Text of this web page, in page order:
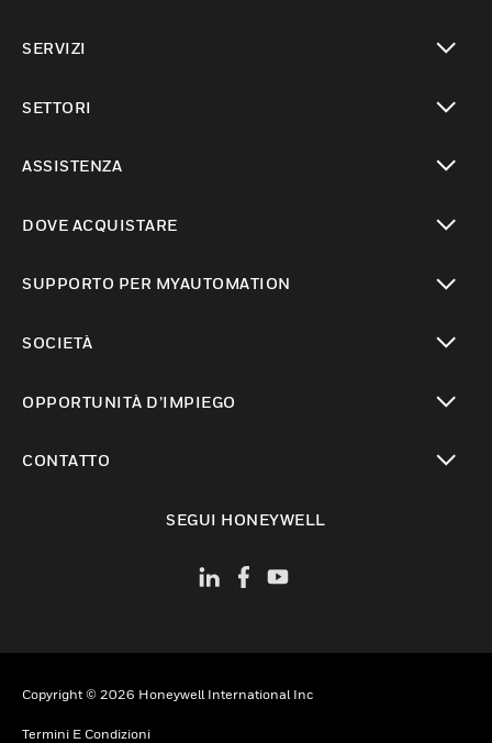
SERVIZI
SETTORI
ASSISTENZA
DOVE ACQUISTARE
SUPPORTO PER MYAUTOMATION
SOCIETÀ
OPPORTUNITÀ D’IMPIEGO
CONTATTO
SEGUI HONEYWELL
Copyright © 2026 Honeywell International Inc
Termini E Condizioni